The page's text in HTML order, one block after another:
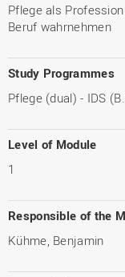
Pflege als
Beruf wahrnehmen
Study Programmes
Pflege (dual) - IDS
Level of Module
1
Responsible of the
Kühme, Benjamin